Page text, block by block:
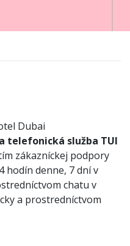
Dubai
telefonická služba TUI
zákazníckej podpory
hodín denne, 7 dní v
chatu v
a prostredníctvom